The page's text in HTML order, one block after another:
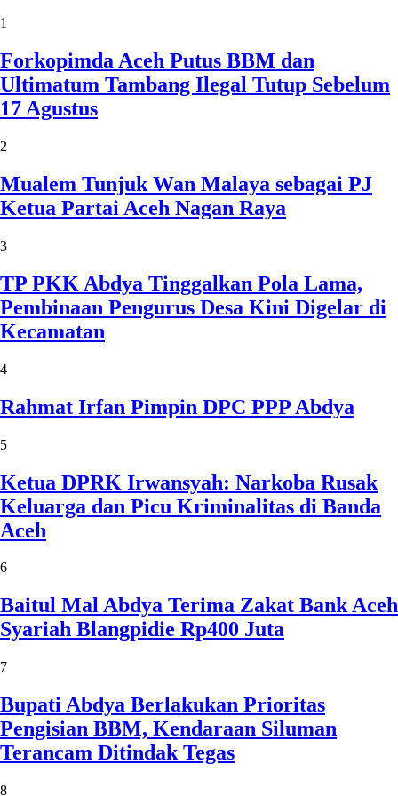
1
Forkopimda Aceh Putus BBM dan
Ultimatum Tambang Ilegal Tutup Sebelum
17 Agustus
2
Mualem Tunjuk Wan Malaya sebagai PJ
Ketua Partai Aceh Nagan Raya
3
TP PKK Abdya Tinggalkan Pola Lama,
Pembinaan Pengurus Desa Kini Digelar di
Kecamatan
4
Rahmat Irfan Pimpin DPC PPP Abdya
5
Ketua DPRK Irwansyah: Narkoba Rusak
Keluarga dan Picu Kriminalitas di Banda
Aceh
6
Baitul Mal Abdya Terima Zakat Bank Aceh
Syariah Blangpidie Rp400 Juta
7
Bupati Abdya Berlakukan Prioritas
Pengisian BBM, Kendaraan Siluman
Terancam Ditindak Tegas
8